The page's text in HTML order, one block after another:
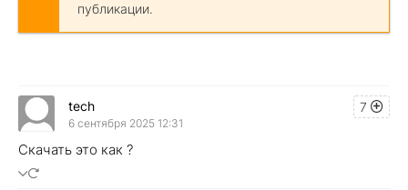
публикации.
7
tech
6 сентября 2025 12:31
Скачать это как ?